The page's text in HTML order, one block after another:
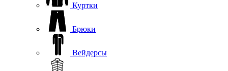
Куртки
Брюки
Вейдерсы